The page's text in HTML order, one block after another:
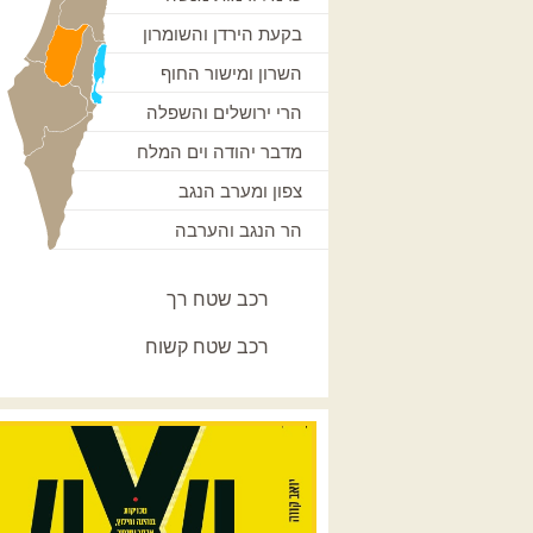
בקעת הירדן והשומרון
השרון ומישור החוף
הרי ירושלים והשפלה
מדבר יהודה וים המלח
צפון ומערב הנגב
הר הנגב והערבה
רכב שטח רך
רכב שטח קשוח